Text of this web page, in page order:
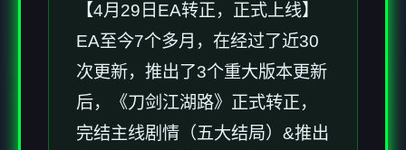
【4月29日EA转正，正式上线】
EA至今7个多月，在经过了近30
次更新，推出了3个重大版本更新
后，《刀剑江湖路》正式转正，
完结主线剧情（五大结局）&推出